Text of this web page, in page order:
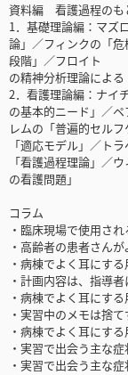
資料編 看護過程のも
1．基礎理論編：マズ
論」／フィンクの「
段階」／フロイト
の精神分析理論による
2．看護理論編：ナイ
の基本的ニード」／
レムの「普遍的セル
「適応モデル」／ト
「看護過程理論」／
の看護問題」
コラム
・臨床現場で使用さ
・高齢者の患者さん
・病棟でよく耳にす
・計画内容は、指導
・病棟でよく耳にす
・実習中のメモは捨
・病棟でよく耳にす
・実習で出会う主な
・実習で出会う主な